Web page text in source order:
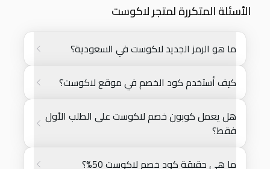
الأسئلة المتكررة لمتجر لاكوست
ما هو الرمز الجديد لاكوست في السعودية؟
كيف أستخدم كود الخصم في موقع لاكوست؟
هل يعمل كوبون خصم لاكوست على الطلب الأول
فقط؟
ما هي حقيقة كود خصم لاكوست 50%؟